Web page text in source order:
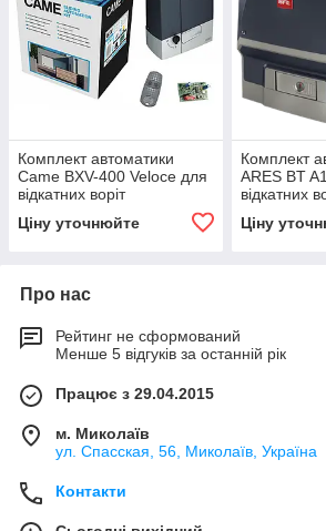
Комплект автоматики
Came BXV-400 Veloce для
відкатних воріт
Ціну уточнюйте
Комплект
ARES BT
відкатних
Ціну
Про нас
Рейтинг не сформований
Менше 5 відгуків за останній рік
Працює з 29.04.2015
м. Миколаїв
ул. Спасская, 56, Миколаїв, Україна
Контакти